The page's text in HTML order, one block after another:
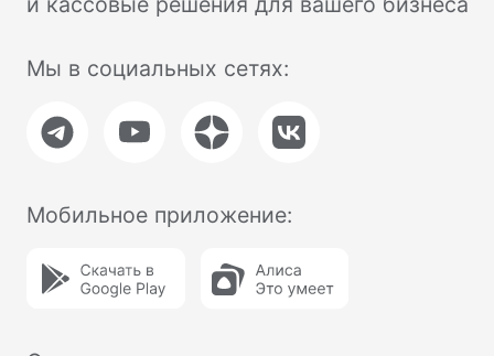
Подключение к ОФД
Аксессуары
Фискальные накопители
Услуги
Интернет-эквайринг